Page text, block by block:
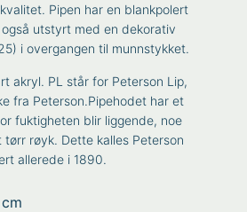
Pipen har en blankpolert
utstyrt med en dekorativ
i overgangen til munnstykket.
akryl. PL står for Peterson Lip,
fra Peterson.Pipehodet har et
fuktigheten blir liggende, noe
tørr røyk. Dette kalles Peterson
allerede i 1890.